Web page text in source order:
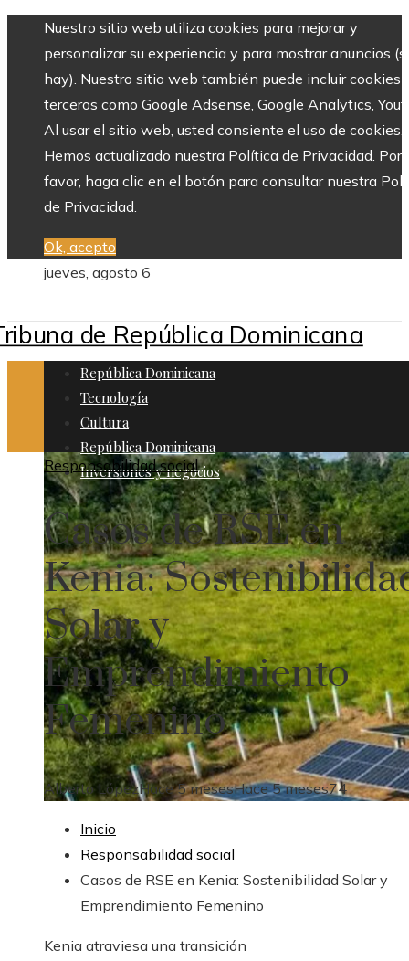
Nuestro sitio web utiliza cookies para mejorar y
personalizar su experiencia y para mostrar anuncios
hay). Nuestro sitio web también puede incluir cookies
terceros como Google Adsense, Google Analytics,
Al usar el sitio web, usted consiente el uso de cookies.
Hemos actualizado nuestra Política de Privacidad. Por
favor, haga clic en el botón para consultar nuestra
de Privacidad.
Ok, acepto
jueves, agosto 6
República Dominicana
Tecnología
Cultura
República Dominicana
Inversiones y negocios
Responsabilidad social
Casos de RSE en
Kenia:
Solar y
Emprendimiento
Femenino
Alberto LópezHace 5 mesesHace 5 meses74
Inicio
Responsabilidad social
Casos de RSE en Kenia: Sostenibilidad Solar y
Emprendimiento Femenino
Kenia atraviesa una transición